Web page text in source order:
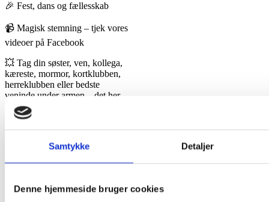
Samtykke Detaljer
Denne hjemmeside bruger cookies
🎉 Fest, dans og fællesskab
📹 Magisk stemning – tjek vores
videoer på Facebook
💥 Tag din søster, ven, kollega,
kæreste, mormor, kortklubben,
herreklubben eller bedste
veninde under armen – det her
bliver en uforglemmelig aften!
FORNØJELIGT 🎉✨🕺💃🎤🎁